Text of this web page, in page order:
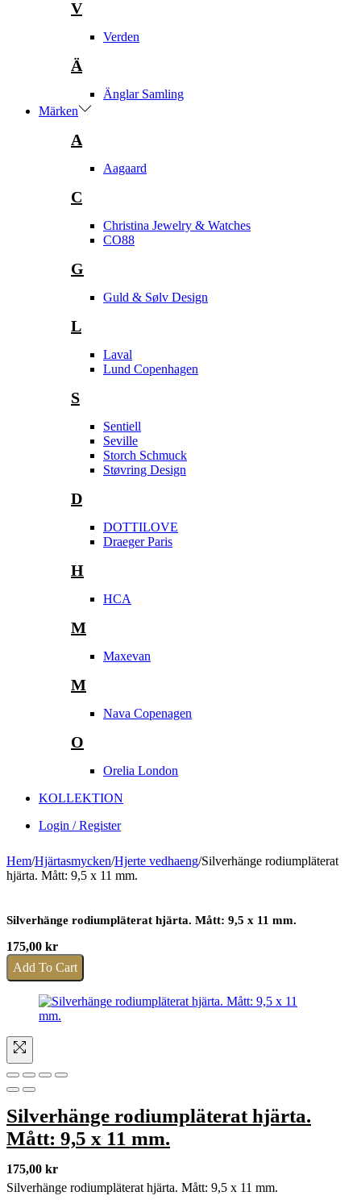
V
Verden
Ä
Änglar Samling
Märken
A
Aagaard
C
Christina Jewelry & Watches
CO88
G
Guld & Sølv Design
L
Laval
Lund Copenhagen
S
Sentiell
Seville
Storch Schmuck
Støvring Design
D
DOTTILOVE
Draeger Paris
H
HCA
M
Maxevan
M
Nava Copenagen
O
Orelia London
KOLLEKTION
Login / Register
Hem/Hjärtasmycken/Hjerte vedhaeng/Silverhänge rodiumpläterat
hjärta. Mått: 9,5 x 11 mm.
Silverhänge rodiumpläterat hjärta. Mått: 9,5 x 11 mm.
175,00 kr
Add To Cart
Silverhänge rodiumpläterat hjärta.
Mått: 9,5 x 11 mm.
175,00 kr
Silverhänge rodiumpläterat hjärta. Mått: 9,5 x 11 mm.